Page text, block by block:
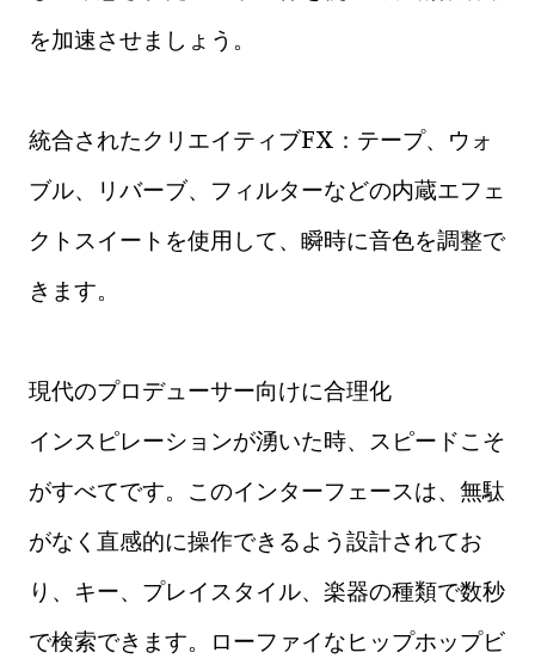
を加速させましょう。
統合されたクリエイティブFX：テープ、ウォ
ブル、リバーブ、フィルターなどの内蔵エフェ
クトスイートを使用して、瞬時に音色を調整で
きます。
現代のプロデューサー向けに合理化
インスピレーションが湧いた時、スピードこそ
がすべてです。このインターフェースは、無駄
がなく直感的に操作できるよう設計されてお
り、キー、プレイスタイル、楽器の種類で数秒
で検索できます。ローファイなヒップホップビ